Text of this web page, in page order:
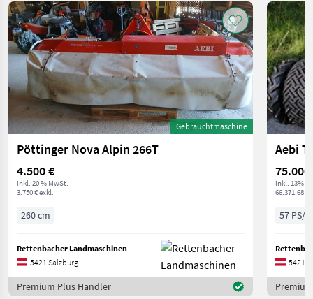
Gebrauchtmaschine
Pöttinger Nova Alpin 266T
4.500 €
inkl. 20 % MwSt.
3.750 € exkl.
260 cm
Rettenbacher Landmaschinen
5421 Salzburg
Premium Plus Händler
Aebi
75.000
inkl. 13%
66.371,68 €
57 PS/
5421